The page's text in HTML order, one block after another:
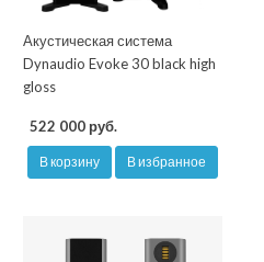
Акустическая система
Dynaudio Evoke 30 black high
gloss
522 000 руб.
В корзину В избранное